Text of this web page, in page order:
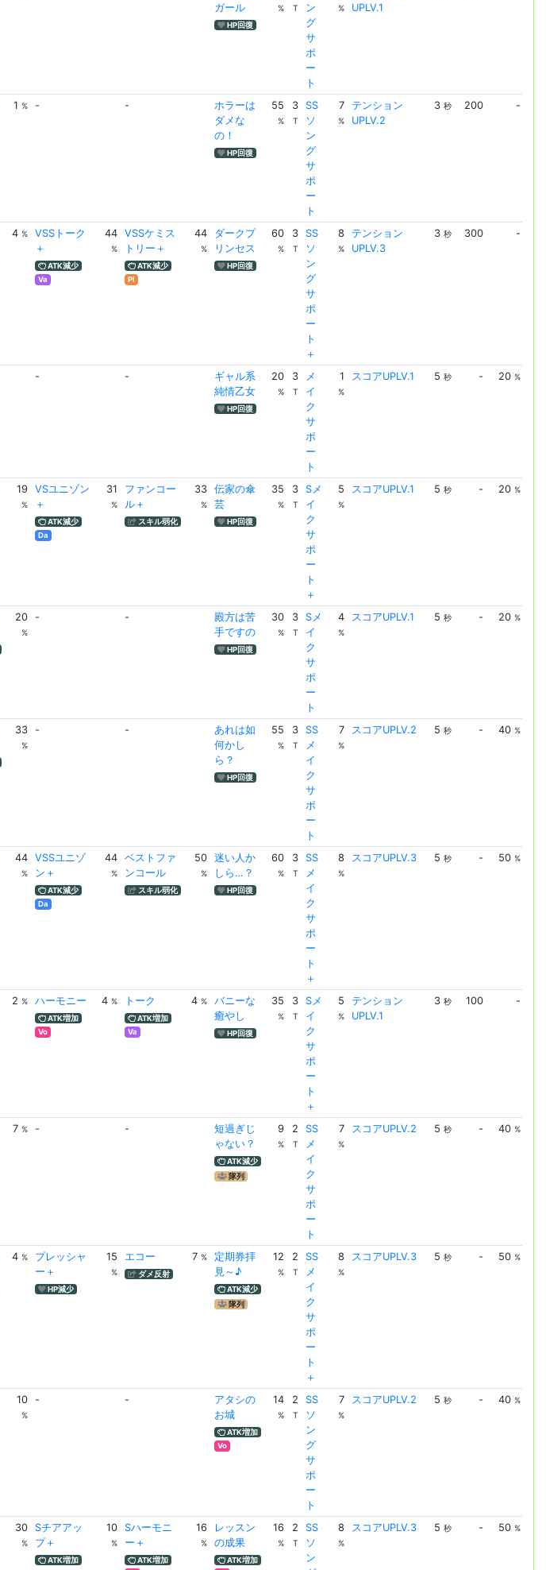
ガール
HP回復
% T
ン
グ
サ
ポ
ー
ト
%
UPLV.1
1 % - -
ホラーは
ダメな
の！
HP回復
55
%
3
T
SS
ソ
ン
グ
サ
ポ
ー
ト
7
%
テンション
UPLV.2
3 秒 200 -
4 %
VSSトーク
＋
ATK減少
Va
44
%
VSSケミス
トリー＋
ATK減少
Pl
44
%
ダークプ
リンセス
HP回復
60
%
3
T
SS
ソ
ン
グ
サ
ポ
ー
ト
＋
8
%
テンション
UPLV.3
3 秒 300 -
- -
ギャル系
純情乙女
HP回復
20
%
3
T
メ
イ
ク
サ
ポ
ー
ト
1
%
スコアUPLV.1 5 秒 - 20 %
19
%
VSユニゾン
＋
ATK減少
Da
31
%
ファンコー
ル＋
スキル弱化
33
%
伝家の傘
芸
HP回復
35
%
3
T
Sメ
イ
ク
サ
ポ
ー
ト
＋
5
%
スコアUPLV.1 5 秒 - 20 %
20
%
- -
殿方は苦
手ですの
HP回復
30
%
3
T
Sメ
イ
ク
サ
ポ
ー
ト
4
%
スコアUPLV.1 5 秒 - 20 %
33
%
- -
あれは如
何かし
ら？
HP回復
55
%
3
T
SS
メ
イ
ク
サ
ポ
ー
ト
7
%
スコアUPLV.2 5 秒 - 40 %
44
%
VSSユニゾ
ン＋
ATK減少
Da
44
%
ベストファ
ンコール
スキル弱化
50
%
迷い人か
しら…？
HP回復
60
%
3
T
SS
メ
イ
ク
サ
ポ
ー
ト
＋
8
%
スコアUPLV.3 5 秒 - 50 %
2 % ハーモニー
ATK増加
Vo
4 % トーク
ATK増加
Va
4 %
バニーな
癒やし
HP回復
35
%
3
T
Sメ
イ
ク
サ
ポ
ー
ト
＋
5
%
テンション
UPLV.1
3 秒 100 -
7 % - -
短過ぎじ
ゃない？
ATK減少
隊列
9
%
2
T
SS
メ
イ
ク
サ
ポ
ー
ト
7
%
スコアUPLV.2 5 秒 - 40 %
4 %
プレッシャ
ー＋
HP減少
15
%
エコー
ダメ反射
7 %
定期券拝
見～♪
ATK減少
隊列
12
%
2
T
SS
メ
イ
ク
サ
ポ
ー
ト
＋
8
%
スコアUPLV.3 5 秒 - 50 %
10
%
- -
アタシの
お城
ATK増加
Vo
14
%
2
T
SS
ソ
ン
グ
サ
ポ
ー
ト
7
%
スコアUPLV.2 5 秒 - 40 %
30
%
Sチアアッ
プ＋
ATK増加
10
%
Sハーモニ
ー＋
ATK増加
16
%
レッスン
の成果
ATK増加
16
%
2
T
SS
ソ
ン
8
%
スコアUPLV.3 5 秒 - 50 %